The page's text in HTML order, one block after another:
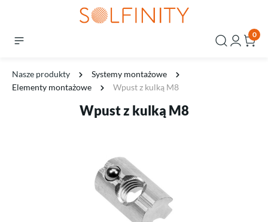
0
Nasze produkty
Systemy montażowe
Elementy montażowe
Wpust z kulką M8
Wpust z kulką M8